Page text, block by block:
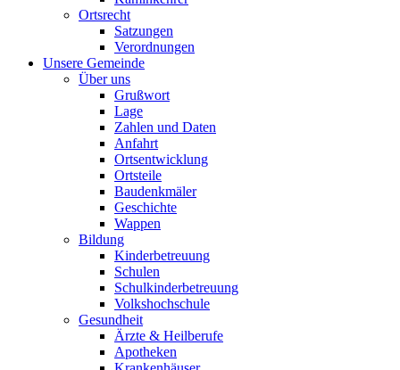
Ortsrecht
Satzungen
Verordnungen
Unsere Gemeinde
Über uns
Grußwort
Lage
Zahlen und Daten
Anfahrt
Ortsentwicklung
Ortsteile
Baudenkmäler
Geschichte
Wappen
Bildung
Kinderbetreuung
Schulen
Schulkinderbetreuung
Volkshochschule
Gesundheit
Ärzte & Heilberufe
Apotheken